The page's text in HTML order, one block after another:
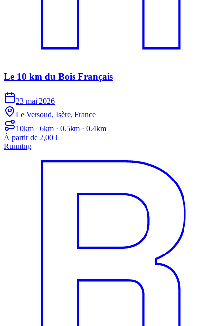
Le 10 km du Bois Français
23 mai 2026
Le Versoud, Isère, France
10km · 6km · 0.5km · 0.4km
À partir de 2,00 €
Running